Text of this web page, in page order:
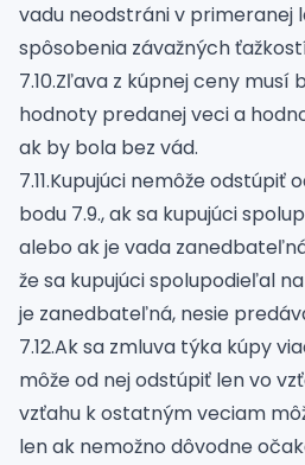
vadu neodstráni v primeranej
spôsobenia závažných
7.10.Zľava z kúpnej ceny
hodnoty predanej veci a
ak by bola bez vád.
7.11.Kupujúci nemôže
bodu 7.9., ak sa kupujúci
alebo ak je vada
že sa kupujúci spolupodieľal
je zanedbateľná, nesie
7.12.Ak sa zmluva týka kúpy
môže od nej odstúpiť len vo
vzťahu k ostatným veciam
len ak nemožno dôvodne